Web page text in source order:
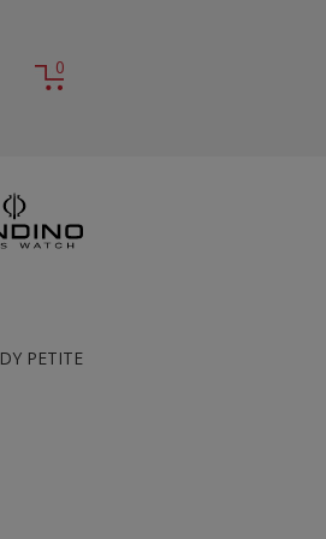
0
PETITE